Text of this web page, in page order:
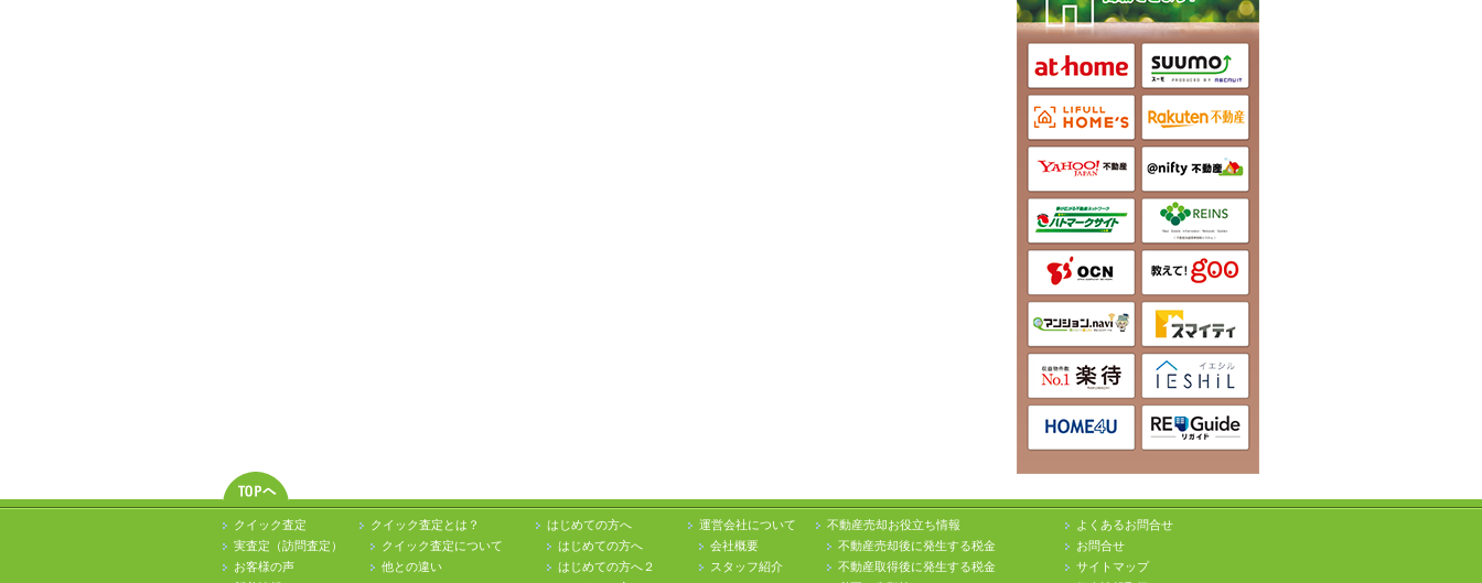
クイック査定
実査定（訪問査定）
お客様の声
クイック査定とは？
クイック査定について
他との違い
はじめての方へ
はじめての方へ
はじめての方へ２
運営会社について
会社概要
スタッフ紹介
不動産売却お役立ち情報
不動産売却後に発生する税金
不動産取得後に発生する税金
よくあるお問合せ
お問合せ
サイトマップ